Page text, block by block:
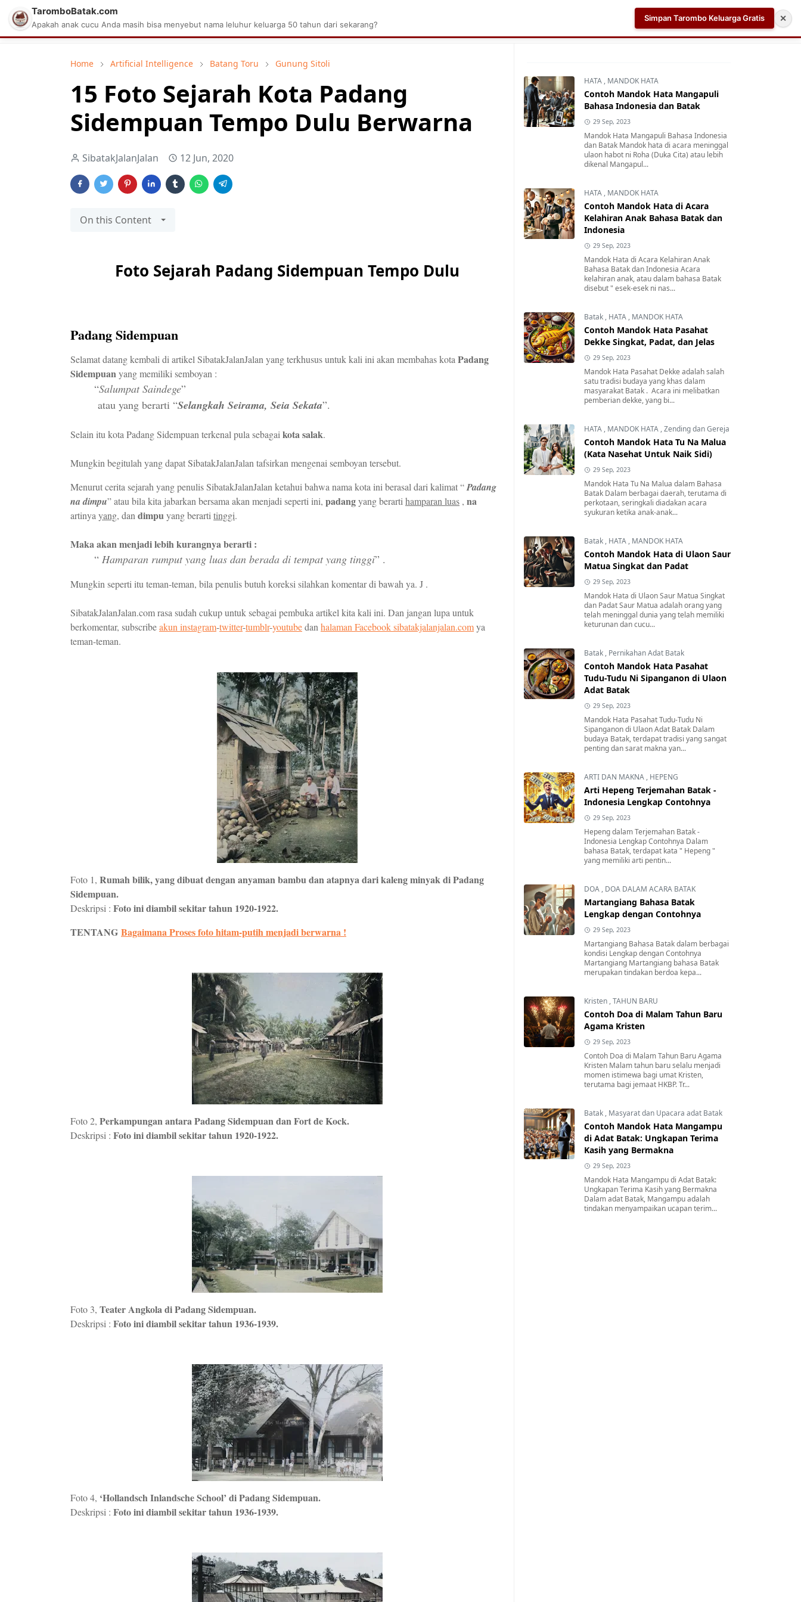
Matius Celcius Sinaga Aplikasi Pabrik Kelapa Sawit Tarombo Batak Aplikasi AI Teleprompter dan Pembuat Skrip Video
Home Artificial Intelligence Batang Toru Gunung Sitoli
15 Foto Sejarah Kota Padang
Sidempuan Tempo Dulu Berwarna
SibatakJalanJalan 12 Jun, 2020
On this Content
Foto Sejarah Padang Sidempuan Tempo Dulu
Padang Sidempuan
Selamat datang kembali di artikel SibatakJalanJalan yang terkhusus untuk kali ini akan membahas kota Padang
Sidempuanyang memiliki semboyan :
“Salumpat Saindege”
atau yang berarti “Selangkah Seirama, Seia Sekata”.
Selain itu kota Padang Sidempuan terkenal pula sebagai kota salak.
Mungkin begitulah yang dapat SibatakJalanJalan tafsirkan mengenai semboyan tersebut.
Menurut cerita sejarah yang penulis SibatakJalanJalan ketahui bahwa nama kota ini berasal dari kalimat “Padang
na dimpu” atau bila kita jabarkan bersama akan menjadi seperti ini, padangyang berarti hamparan luas , na
artinya ­yang, dan dimpuyang berarti tinggi.
Maka akan menjadi lebih kurangnya berarti :
“ Hamparan rumput yang luas dan berada di tempat yang tinggi” .
Mungkin seperti itu teman-teman, bila penulis butuh koreksi silahkan komentar di bawah ya. J .
SibatakJalanJalan.com rasa sudah cukup untuk sebagai pembuka artikel kita kali ini. Dan jangan lupa untuk
berkomentar, subscribeakun instagram-twitter-tumblr-youtubedan halaman Facebooksibatakjalanjalan.comya
teman-teman.
Foto 1, Rumah bilik, yang dibuat dengan anyaman bambu dan atapnya dari kaleng minyak di Padang
Sidempuan.
Deskripsi : Foto ini diambil sekitar tahun 1920-1922.
TENTANG Bagaimana Proses foto hitam-putih menjadi berwarna !
Foto 2, Perkampungan antara Padang Sidempuan dan Fort de Kock.
Deskripsi : Foto ini diambil sekitar tahun 1920-1922.
Foto 3, Teater Angkola di Padang Sidempuan.
Deskripsi : Foto ini diambil sekitar tahun 1936-1939.
Foto 4, ‘Hollandsch Inlandsche School’ di Padang Sidempuan.
Deskripsi : Foto ini diambil sekitar tahun 1936-1939.
HATA , MANDOK HATA
Contoh Mandok Hata Mangapuli
Bahasa Indonesia dan Batak
29 Sep, 2023
Mandok Hata Mangapuli Bahasa Indonesia
dan Batak Mandok hata di acara meninggal
ulaon habot ni Roha (Duka Cita) atau lebih
dikenal Mangapul...
HATA , MANDOK HATA
Contoh Mandok Hata di Acara
Kelahiran Anak Bahasa Batak dan
Indonesia
29 Sep, 2023
Mandok Hata di Acara Kelahiran Anak
Bahasa Batak dan Indonesia Acara
kelahiran anak, atau dalam bahasa Batak
disebut " esek-esek ni nas...
Batak , HATA , MANDOK HATA
Contoh Mandok Hata Pasahat
Dekke Singkat, Padat, dan Jelas
29 Sep, 2023
Mandok Hata Pasahat Dekke adalah salah
satu tradisi budaya yang khas dalam
masyarakat Batak . Acara ini melibatkan
pemberian dekke, yang bi...
HATA , MANDOK HATA ,Zending dan Gereja
Contoh Mandok Hata Tu Na Malua
(Kata Nasehat Untuk Naik Sidi)
29 Sep, 2023
Mandok Hata Tu Na Malua dalam Bahasa
Batak Dalam berbagai daerah, terutama di
perkotaan, seringkali diadakan acara
syukuran ketika anak-anak...
Batak , HATA , MANDOK HATA
Contoh Mandok Hata di Ulaon Saur
Matua Singkat dan Padat
29 Sep, 2023
Mandok Hata di Ulaon Saur Matua Singkat
dan Padat Saur Matua adalah orang yang
telah meninggal dunia yang telah memiliki
keturunan dan cucu...
Batak , Pernikahan Adat Batak
Contoh Mandok Hata Pasahat
Tudu-Tudu Ni Sipanganon di Ulaon
Adat Batak
29 Sep, 2023
Mandok Hata Pasahat Tudu-Tudu Ni
Sipanganon di Ulaon Adat Batak Dalam
budaya Batak, terdapat tradisi yang sangat
penting dan sarat makna yan...
ARTI DAN MAKNA , HEPENG
Arti Hepeng Terjemahan Batak -
Indonesia Lengkap Contohnya
29 Sep, 2023
Hepeng dalam Terjemahan Batak -
Indonesia Lengkap Contohnya Dalam
bahasa Batak, terdapat kata " Hepeng "
yang memiliki arti pentin...
DOA , DOA DALAM ACARA BATAK
Martangiang Bahasa Batak
Lengkap dengan Contohnya
29 Sep, 2023
Martangiang Bahasa Batak dalam berbagai
kondisi Lengkap dengan Contohnya
Martangiang Martangiang bahasa Batak
merupakan tindakan berdoa kepa...
Kristen ,TAHUN BARU
Contoh Doa di Malam Tahun Baru
Agama Kristen
29 Sep, 2023
Contoh Doa di Malam Tahun Baru Agama
Kristen Malam tahun baru selalu menjadi
momen istimewa bagi umat Kristen,
terutama bagi jemaat HKBP. Tr...
Batak , Masyarat dan Upacara adat Batak
Contoh Mandok Hata Mangampu
di Adat Batak: Ungkapan Terima
Kasih yang Bermakna
29 Sep, 2023
Mandok Hata Mangampu di Adat Batak:
Ungkapan Terima Kasih yang Bermakna
Dalam adat Batak, Mangampu adalah
tindakan menyampaikan ucapan terim...
TaromboBatak.com
Apakah anak cucu Anda masih bisa menyebut nama leluhur keluarga 50 tahun dari sekarang?
Simpan Tarombo Keluarga Gratis ✕